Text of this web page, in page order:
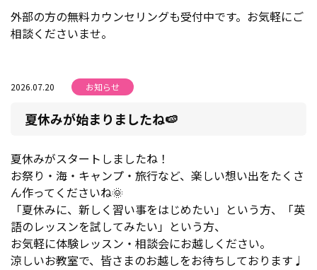
外部の方の無料カウンセリングも受付中です。お気軽にご
相談くださいませ。
2026.07.20 お知らせ
夏休みが始まりましたね🍉
夏休みがスタートしましたね！
お祭り・海・キャンプ・旅行など、楽しい想い出をたくさ
ん作ってくださいね🌞
「夏休みに、新しく習い事をはじめたい」という方、「英
語のレッスンを試してみたい」という方、
お気軽に体験レッスン・相談会にお越しください。
涼しいお教室で、皆さまのお越しをお待ちしております♩